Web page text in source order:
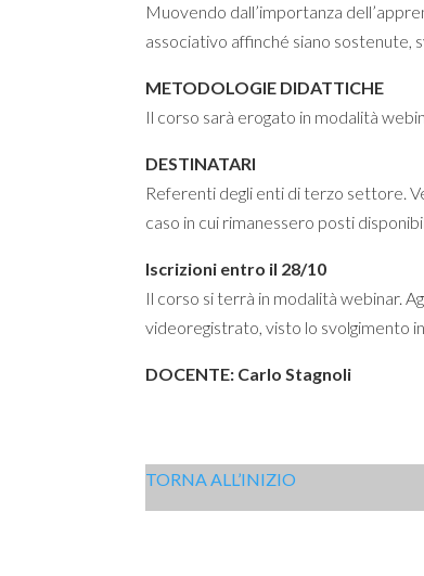
Muovendo dall’importanza
associativo affinché siano sostenute,
METODOLOGIE DIDATTICHE
Il corso sarà erogato in modalità
DESTINATARI
Referenti degli enti di terzo settore.
caso in cui rimanessero posti
Iscrizioni entro il 28/10
Il corso si terrà in modalità webinar.
videoregistrato, visto lo svolgimento
DOCENTE: Carlo Stagnoli
TORNA ALL’INIZIO